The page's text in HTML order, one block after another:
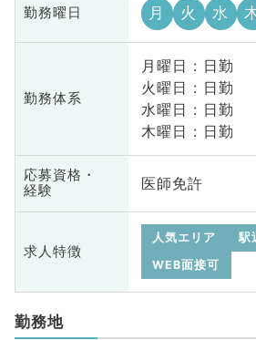
勤務曜日 月 火 水
勤務体系
月曜日 : 日勤
火曜日 : 日勤
水曜日 : 日勤
木曜日 : 日勤
応募資格・
経験
医師免許
求人特徴
人気エリア
駅
WEB面接可
勤務地